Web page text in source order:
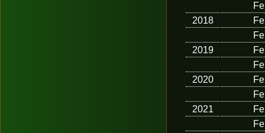
2018
2019
2020
2021